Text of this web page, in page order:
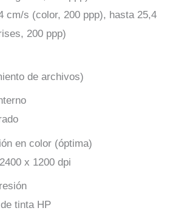
cm/s (color, 200 ppp), hasta 25,4
200 ppp)
de archivos)
en color (óptima)
x 1200 dpi
tinta HP